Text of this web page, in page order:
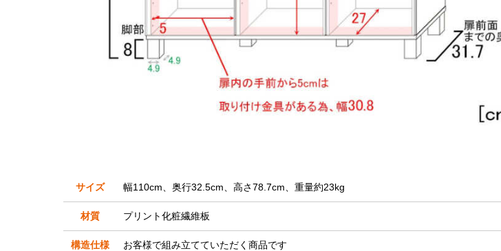
サイズ 幅110cm、奥行32.5cm、高さ78.7cm、重量約23kg
材質 プリント化粧繊維板
構造仕様 お客様で組み立てていただく商品です